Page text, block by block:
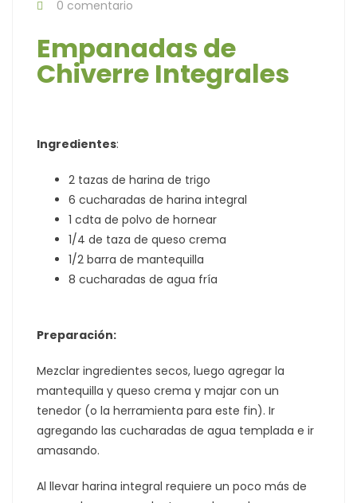
0 comentario
Empanadas de
Chiverre Integrales
Ingredientes:
2 tazas de harina de trigo
6 cucharadas de harina integral
1 cdta de polvo de hornear
1/4 de taza de queso crema
1/2 barra de mantequilla
8 cucharadas de agua fría
Preparación:
Mezclar ingredientes secos, luego agregar la
mantequilla y queso crema y majar con un
tenedor (o la herramienta para este fin). Ir
agregando las cucharadas de agua templada e ir
amasando.
Al llevar harina integral requiere un poco más de